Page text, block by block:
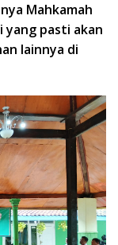
Mahkamah
yang pasti akan
lainnya di